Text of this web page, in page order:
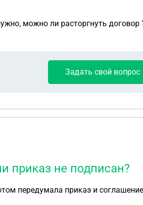
можно ли расторгнуть договор
Задать свой вопрос
приказ не подписан?
передумала приказ и соглашение не